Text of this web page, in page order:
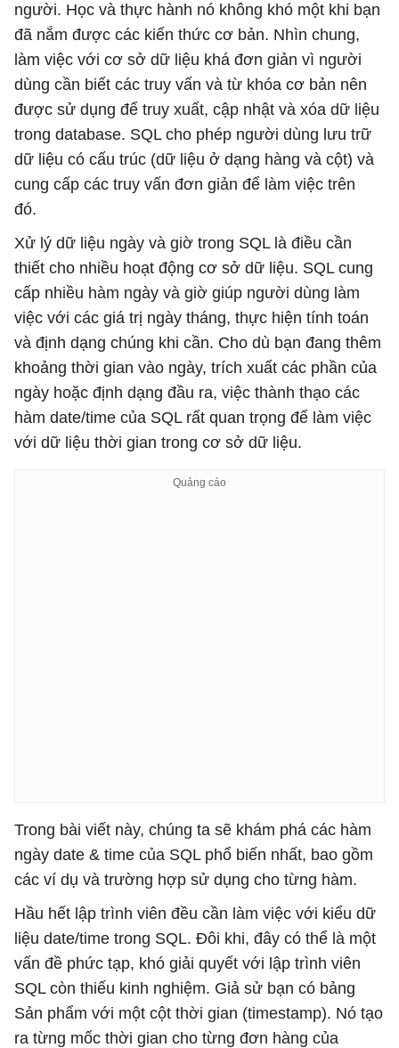
người. Học và thực hành nó không khó một khi bạn
đã nắm được các kiến thức cơ bản. Nhìn chung,
làm việc với cơ sở dữ liệu khá đơn giản vì người
dùng cần biết các truy vấn và từ khóa cơ bản nên
được sử dụng để truy xuất, cập nhật và xóa dữ liệu
trong database. SQL cho phép người dùng lưu trữ
dữ liệu có cấu trúc (dữ liệu ở dạng hàng và cột) và
cung cấp các truy vấn đơn giản để làm việc trên
đó.
Xử lý dữ liệu ngày và giờ trong SQL là điều cần
thiết cho nhiều hoạt động cơ sở dữ liệu. SQL cung
cấp nhiều hàm ngày và giờ giúp người dùng làm
việc với các giá trị ngày tháng, thực hiện tính toán
và định dạng chúng khi cần. Cho dù bạn đang thêm
khoảng thời gian vào ngày, trích xuất các phần của
ngày hoặc định dạng đầu ra, việc thành thạo các
hàm date/time của SQL rất quan trọng để làm việc
với dữ liệu thời gian trong cơ sở dữ liệu.
Trong bài viết này, chúng ta sẽ khám phá các hàm
ngày date & time của SQL phổ biến nhất, bao gồm
các ví dụ và trường hợp sử dụng cho từng hàm.
Hầu hết lập trình viên đều cần làm việc với kiểu dữ
liệu date/time trong SQL. Đôi khi, đây có thể là một
vấn đề phức tạp, khó giải quyết với lập trình viên
SQL còn thiếu kinh nghiệm. Giả sử bạn có bảng
Sản phẩm với một cột thời gian (timestamp). Nó tạo
ra từng mốc thời gian cho từng đơn hàng của